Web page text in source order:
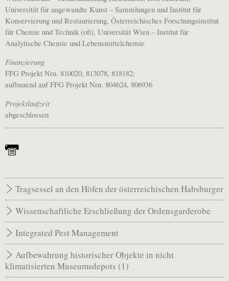
Universität für angewandte Kunst – Sammlungen und Institut für
Konservierung und Restaurierung, Österreichisches Forschungsinstitut
für Chemie und Technik (ofi), Universität Wien – Institut für
Analytische Chemie und Lebensmittelchemie
Finanzierung
FFG Projekt Nrn. 810020, 813078, 818182;
aufbauend auf FFG Projekt Nrn. 804624, 806936
Projektlaufzeit
abgeschlossen
Tragsessel an den Höfen der österreichischen Habsburger
Wissenschaftliche Erschließung der Ordensgarderobe
Integrated Pest Management
Aufbewahrung historischer Objekte in nicht
klimatisierten Museumsdepots (1)